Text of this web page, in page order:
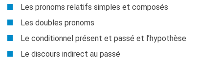
Les pronoms relatifs simples et composés
Les doubles pronoms
Le conditionnel présent et passé et l’hypothèse
Le discours indirect au passé